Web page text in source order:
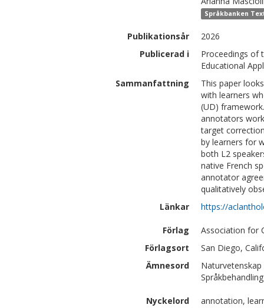
Språkbanken
Publikationsår
2026
Publicerad i
Proceedings of
Educational
Sammanfattning
This paper
with learners
(UD)
annotators
target
by learners for
both L2
native French
annotator
qualitatively
Länkar
https://
Förlag
Association for
Förlagsort
San Diego,
Ämnesord
Nyckelord
annotation,